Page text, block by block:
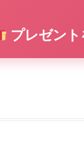
プレゼン